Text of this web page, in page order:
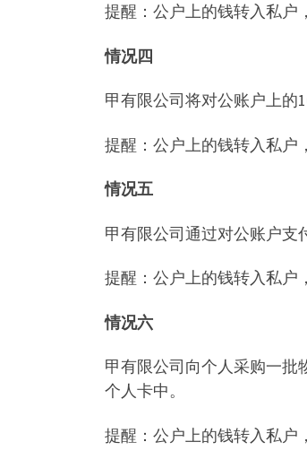
提醒：公户上的钱转入私户
情况四
甲有限公司将对公账户上的
提醒：公户上的钱转入私户
情况五
甲有限公司通过对公账户支
提醒：公户上的钱转入私户
情况六
甲有限公司向个人采购一批
个人卡中。
提醒：公户上的钱转入私户